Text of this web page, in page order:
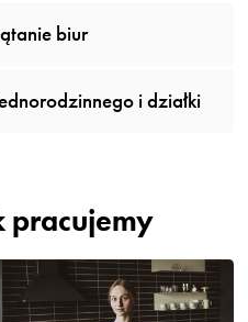
biur
i działki
pracujemy